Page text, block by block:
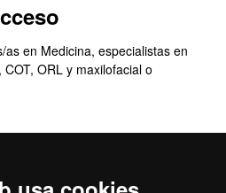
en Medicina, especialistas en
ORL y maxilofacial o